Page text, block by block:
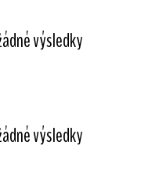
výsledky
výsledky